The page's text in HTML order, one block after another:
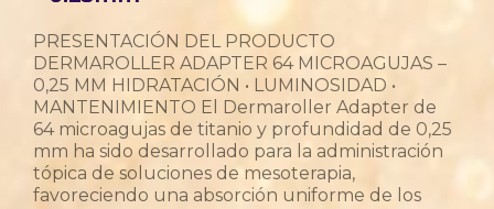
PRESENTACIÓN DEL PRODUCTO
DERMAROLLER ADAPTER 64 MICROAGUJAS –
0,25 MM HIDRATACIÓN • LUMINOSIDAD •
MANTENIMIENTO El Dermaroller Adapter de
64 microagujas de titanio y profundidad de 0,25
mm ha sido desarrollado para la administración
tópica de soluciones de mesoterapia,
favoreciendo una absorción uniforme de los